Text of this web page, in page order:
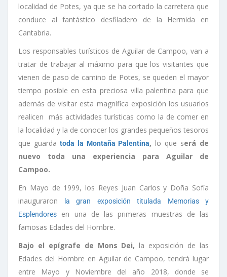
localidad de Potes, ya que se ha cortado la carretera que
conduce al fantástico desfiladero de la Hermida en
Cantabria.
Los responsables turísticos de Aguilar de Campoo, van a
tratar de trabajar al máximo para que los visitantes que
vienen de paso de camino de Potes, se queden el mayor
tiempo posible en esta preciosa villa palentina para que
además de visitar esta magnífica exposición los usuarios
realicen más actividades turísticas como la de comer en
la localidad y la de conocer los grandes pequeños tesoros
que guarda toda la Montaña Palentina, lo que será de
nuevo toda una experiencia para Aguilar de
Campoo.
En Mayo de 1999, los Reyes Juan Carlos y Doña Sofía
inauguraron la gran exposición titulada Memorias y
Esplendores en una de las primeras muestras de las
famosas Edades del Hombre.
Bajo el epígrafe de Mons Dei, la exposición de las
Edades del Hombre en Aguilar de Campoo, tendrá lugar
entre Mayo y Noviembre del año 2018, donde se